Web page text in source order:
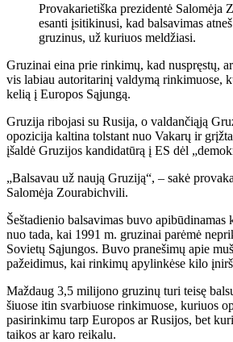
Provakarietiška prezidentė Salomėja
esanti įsitikinusi, kad balsavimas
gruzinus, už kuriuos meldžiasi.
Gruzinai eina prie rinkimų, kad nuspręstų,
vis labiau autoritarinį valdymą rinkimuose,
kelią į Europos Sąjungą.
Gruzija ribojasi su Rusija, o valdančiąją
opozicija kaltina tolstant nuo Vakarų ir
įšaldė Gruzijos kandidatūrą į ES dėl
„Balsavau už naują Gruziją“, – sakė
Salomėja Zourabichvili.
Šeštadienio balsavimas buvo apibūdinamas
nuo tada, kai 1991 m. gruzinai parėmė
Sovietų Sąjungos. Buvo pranešimų apie
pažeidimus, kai rinkimų apylinkėse kilo
Maždaug 3,5 milijono gruzinų turi teisę
šiuose itin svarbiuose rinkimuose, kuriuos
pasirinkimu tarp Europos ar Rusijos, bet
taikos ar karo reikalu.